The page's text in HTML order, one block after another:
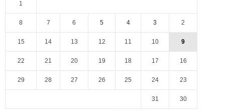
1
2
3
4
5
6
7
8
9
10
11
12
13
14
15
16
17
18
19
20
21
22
23
24
25
26
27
28
29
30
31